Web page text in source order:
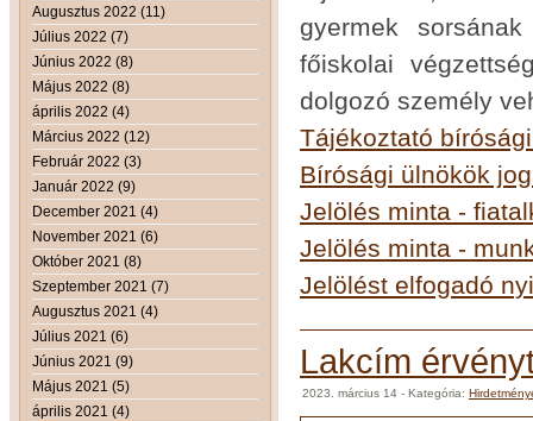
Augusztus 2022 (11)
Július 2022 (7)
Június 2022 (8)
Május 2022 (8)
április 2022 (4)
Március 2022 (12)
Február 2022 (3)
Január 2022 (9)
December 2021 (4)
November 2021 (6)
Október 2021 (8)
Szeptember 2021 (7)
Augusztus 2021 (4)
Július 2021 (6)
Június 2021 (9)
Május 2021 (5)
április 2021 (4)
gyermek
főiskolai
dolgozó személy
Tájékoztató
Bírósági ülnökök
Jelölés minta -
Jelölés minta -
Jelölést elfogadó
Lakcím
2023. március 14 - Kategória: